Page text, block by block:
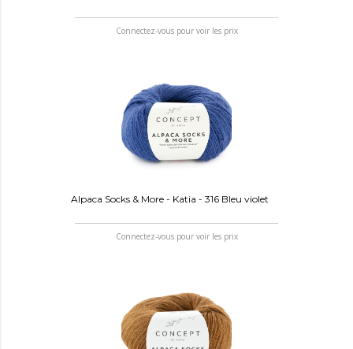
Connectez-vous pour voir les prix
Alpaca Socks & More - Katia - 316 Bleu violet
Connectez-vous pour voir les prix